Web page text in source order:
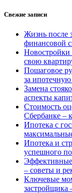
Свежие записи
Жизнь после
финансовой
Новостройки
свою
Пошаговое
за ипотечную
Замена
аспекты
Стоимость
Сбербанке –
Ипотека с
Ипотека и
успешного
Эффективные
– советы и
Ключевые
застройщика